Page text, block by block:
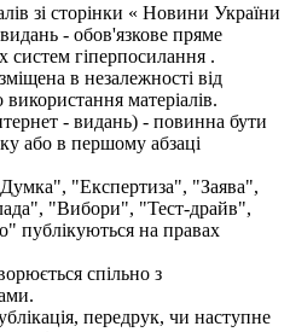
зі сторінки « Новини України
видань - обов'язкове пряме
систем гіперпосилання .
в незалежності від
матеріалів.
- видань) - повинна бути
або в першому абзаці
"Експертиза", "Заява",
"Вибори", "Тест-драйв",
публікуються на правах
спільно з
передрук, чи наступне